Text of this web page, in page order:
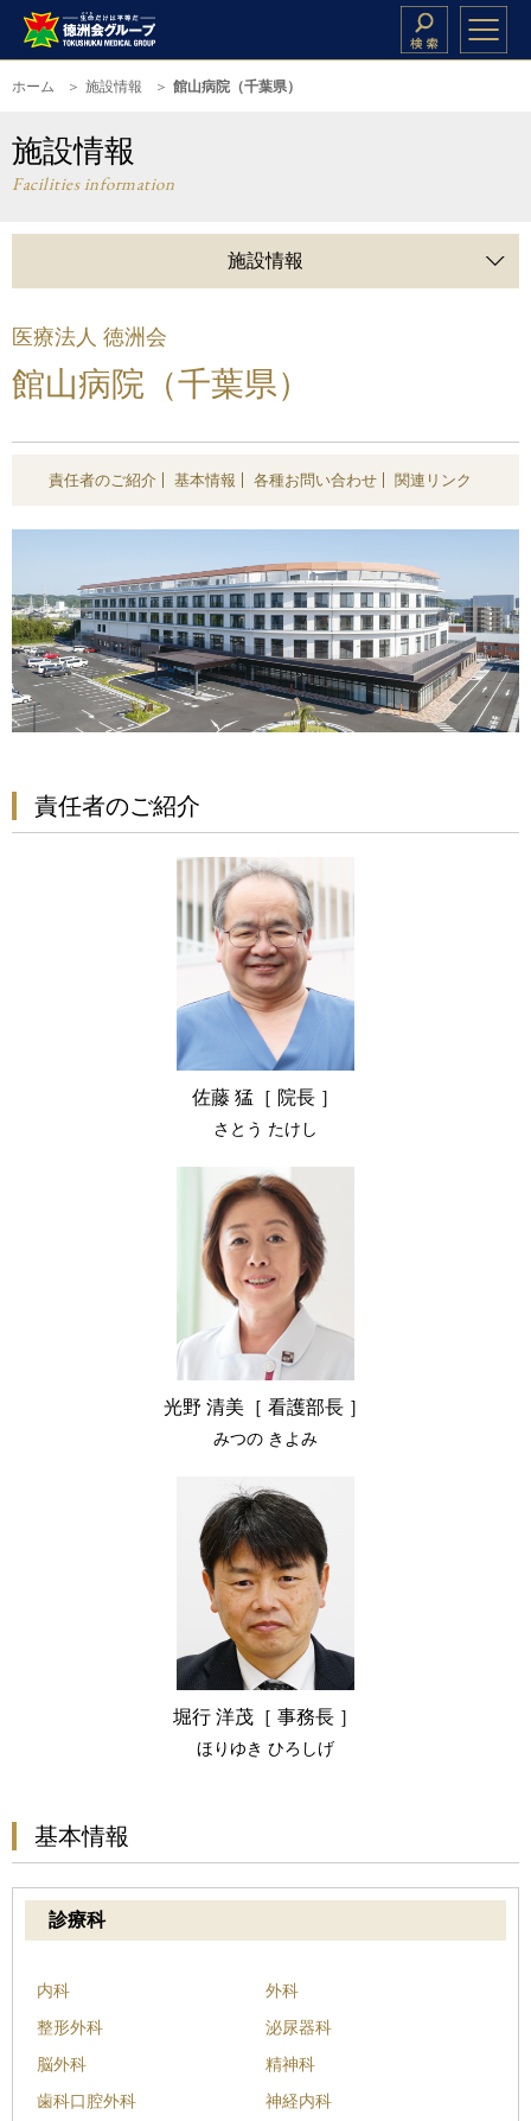
ホーム 施設情報 館山病院（千葉県）
施設情報
Facilities information
施設情報
医療法人 徳洲会
館山病院（千葉県）
責任者のご紹介 基本情報 各種お問い合わせ 関連リンク
責任者のご紹介
佐藤 猛［ 院長 ］
さとう たけし
光野 清美［ 看護部長 ］
みつの きよみ
堀行 洋茂［ 事務長 ］
ほりゆき ひろしげ
基本情報
診療科
内科
外科
整形外科
泌尿器科
脳外科
精神科
歯科口腔外科
神経内科